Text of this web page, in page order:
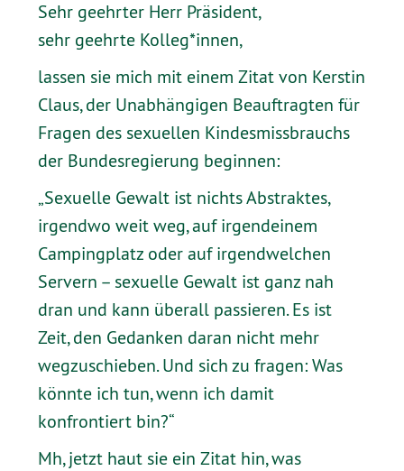
Sehr geehrter Herr Präsident,
sehr geehrte Kolleg*innen,
lassen sie mich mit einem Zitat von Kerstin
Claus, der Unabhängigen Beauftragten für
Fragen des sexuellen Kindesmissbrauchs
der Bundesregierung beginnen:
„Sexuelle Gewalt ist nichts Abstraktes,
irgendwo weit weg, auf irgendeinem
Campingplatz oder auf irgendwelchen
Servern – sexuelle Gewalt ist ganz nah
dran und kann überall passieren. Es ist
Zeit, den Gedanken daran nicht mehr
wegzuschieben. Und sich zu fragen: Was
könnte ich tun, wenn ich damit
konfrontiert bin?“
Mh, jetzt haut sie ein Zitat hin, was